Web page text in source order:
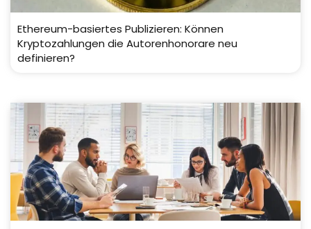
Ethereum-basiertes Publizieren: Können
Kryptozahlungen die Autorenhonorare neu
definieren?